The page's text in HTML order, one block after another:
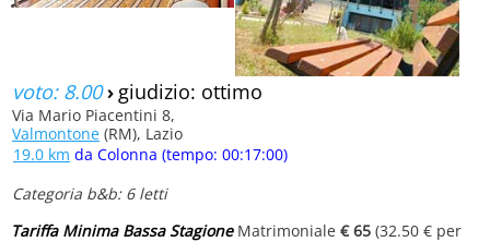
voto: 8.00› giudizio: ottimo
Via Mario Piacentini 8,
Valmontone (RM), Lazio
19.0 km da Colonna (tempo: 00:17:00)
Categoria b&b: 6 letti
Tariffa Minima Bassa StagioneMatrimoniale € 65 (32.50 € per